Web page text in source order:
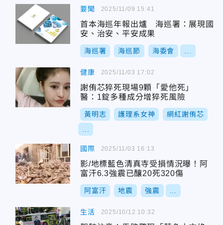
要聞
首本海巡年報出爐 海巡署：展現國
安、治安、平安成果
海巡署 海巡節 海委會
2025/11/09 15:41
健康
謝侑芯猝死現場9顆「愛他死」
醫：1錠多種成分增猝死風險
黃明志 護理系女神 網紅謝侑芯
2025/11/03 17:02
國際
影/地標藍色清真寺受損情況曝！阿
富汗6.3強震已釀20死320傷
阿富汗 地震 強震
2025/11/03 16:13
生活 2025/10/12 10:32